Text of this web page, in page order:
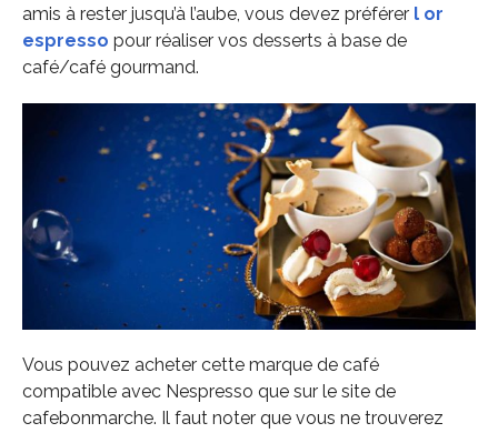
amis à rester jusqu’à l’aube, vous devez préférer l or
espresso pour réaliser vos desserts à base de
café/café gourmand.
Vous pouvez acheter cette marque de café
compatible avec Nespresso que sur le site de
cafebonmarche. Il faut noter que vous ne trouverez